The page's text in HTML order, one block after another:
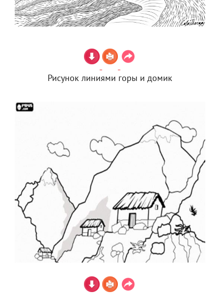
Рисунок линиями горы и домик